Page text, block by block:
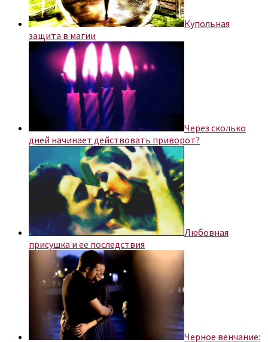
Купольная
защита в магии
Через сколько
дней начинает действовать приворот?
Любовная
присушка и ее последствия
Черное венчание: